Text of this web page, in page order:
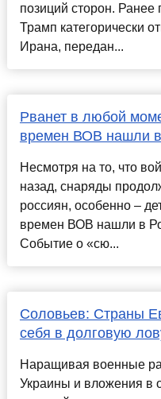
позиций сторон.
Трамп категорически
Ирана, передан...
Рванет в любой
времен ВОВ нашли в
Несмотря на то, что
назад, снаряды
россиян, особенно –
времен ВОВ нашли в
Событие о «сю...
Соловьев: Страны
себя в долговую
Наращивая военные
Украины и вложения в